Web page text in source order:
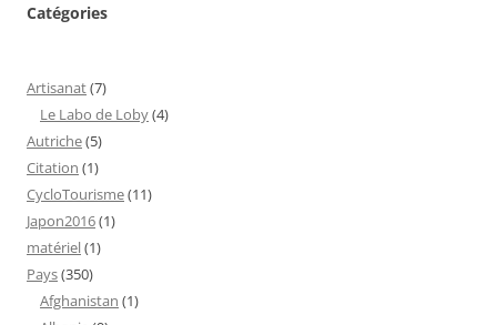
Catégories
Artisanat(7)
Le Labo de Loby(4)
Autriche(5)
Citation (1)
CycloTourisme(11)
Japon2016(1)
matériel(1)
Pays(350)
Afghanistan (1)